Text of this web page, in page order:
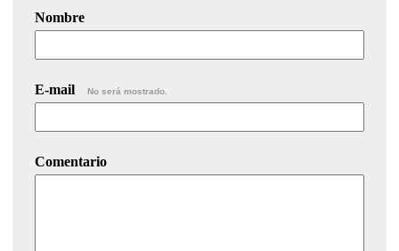
Nombre
E-mail No será mostrado.
Comentario